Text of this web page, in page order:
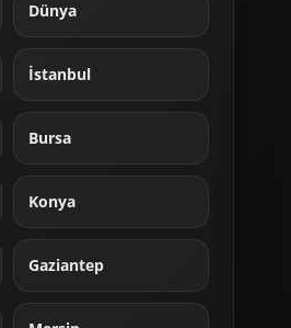
Dünya
İstanbul
Bursa
Konya
Gaziantep